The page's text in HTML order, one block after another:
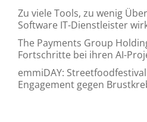
Zu viele Tools, zu wenig
Software IT-Dienstleister
The Payments Group
Fortschritte bei ihren AI-
emmiDAY:
Engagement gegen